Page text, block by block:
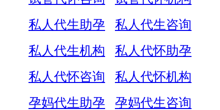
私人代生助孕
私人代生咨询
私人代生机构
私人代怀助孕
私人代怀咨询
私人代怀机构
孕妈代生助孕
孕妈代生咨询